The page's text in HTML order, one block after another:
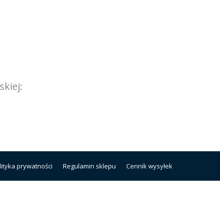
prywatności Regulamin sklepu Cennik wysyłek